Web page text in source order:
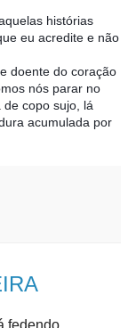
histórias
eu acredite e não
doente do coração
nós parar no
copo sujo, lá
acumulada por
fedendo,